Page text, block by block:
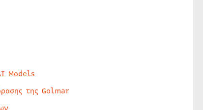
Models
της Golmar